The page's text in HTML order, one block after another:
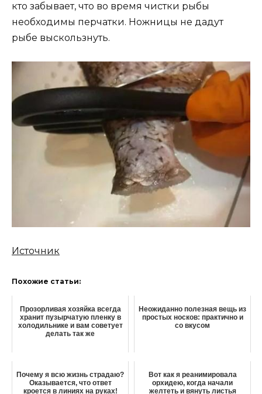
кто забывает, что во время чистки рыбы
необходимы перчатки. Ножницы не дадут
рыбе выскользнуть.
Источник
Похожие статьи:
Прозорливая хозяйка всегда
хранит пузырчатую пленку в
холодильнике и вам советует
делать так же
Неожиданно полезная вещь из
простых носков: практично и
со вкусом
Почему я всю жизнь страдаю?
Оказывается, что ответ
кроется в линиях на руках!
Вот как я реанимировала
орхидею, когда начали
желтеть и вянуть листья